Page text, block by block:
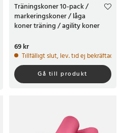
Träningskoner 10-pack /
markeringskoner / låga
koner träning / agility koner
Pris:
69 kr
Tillfälligt slut, lev. tid ej bekräftad.
Gå till produkt